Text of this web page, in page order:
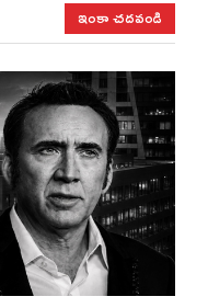
ఇంకా చదవండి